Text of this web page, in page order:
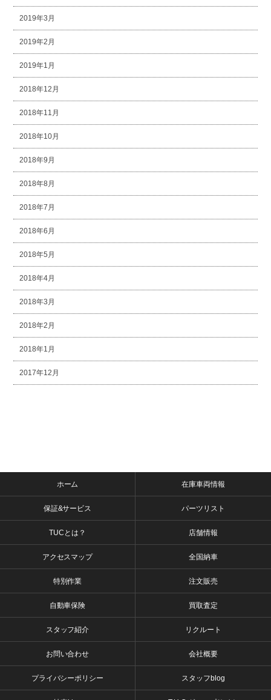
2019年3月
2019年2月
2019年1月
2018年12月
2018年11月
2018年10月
2018年9月
2018年8月
2018年7月
2018年6月
2018年5月
2018年4月
2018年3月
2018年2月
2018年1月
2017年12月
ホーム 在庫車両情報
保証&サービス パーツリスト
TUCとは？ 店舗情報
アクセスマップ 全国納車
特別作業 注文販売
自動車保険 買取査定
スタッフ紹介 リクルート
お問い合わせ 会社概要
プライバシーポリシー スタッフblog